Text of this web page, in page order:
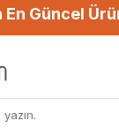
En Güncel